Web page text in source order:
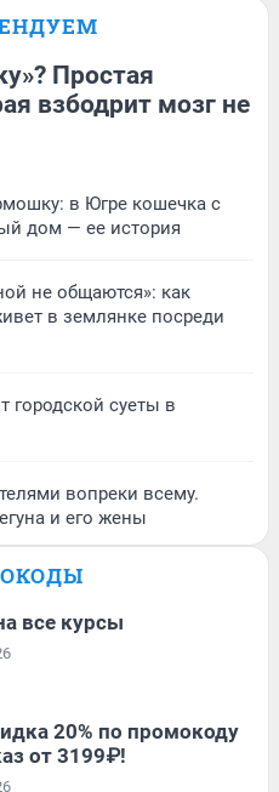
Простая
взбодрит мозг не
в Югре кошечка с
дом — ее история
не общаются»: как
в землянке посреди
городской суеты в
вопреки всему.
и его жены
все курсы
20% по промокоду
от 3199₽!